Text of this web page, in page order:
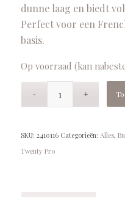
dunne laag en biedt
Perfect voor een
basis.
Op voorraad (kan
SKU: 2410116 Categorieën: Alles,
Twenty Pro